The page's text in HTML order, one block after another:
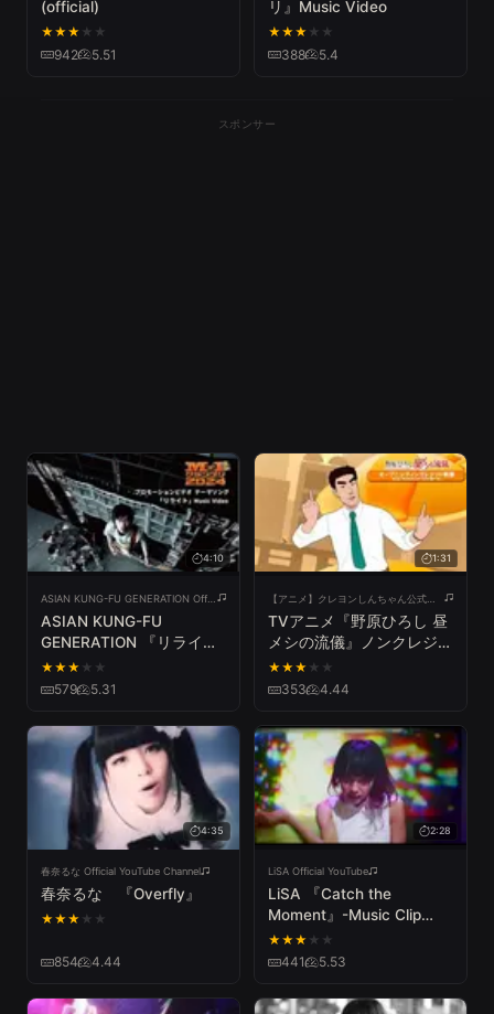
(official)
★★★ ★ ★
942 5.51
リ』Music Video
★★★ ★ ★
388 5.4
スポンサー
4:10
ASIAN KUNG-FU
GENERATION 『リライ
ト』（M-1グランプリ
2024 プロモーションビデ
★★★ ★ ★
579 5.31
1:31
TVアニメ『野原ひろし 昼
メシの流儀』ノンクレジッ
トオープニング映像｜
Mega Shinnosuke「ごは
★★★ ★ ★
353 4.44
4:35
春奈るな Official YouTube Channel
春奈るな 『Overfly』
★★★ ★ ★
854 4.44
2:28
LiSA Official YouTube
LiSA 『Catch the
Moment』-Music Clip
RADIO EDIT ver.-
★★★ ★ ★
441 5.53